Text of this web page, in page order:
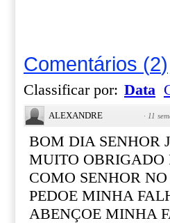
Comentários (2)
Classificar por: Data
ALEXANDRE · 11
BOM DIA SENHOR
MUITO OBRIGADO
COMO SENHOR
PEDOE MINHA
ABENÇOE MINHA